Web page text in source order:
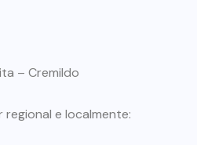
– Cremildo
regional e localmente: